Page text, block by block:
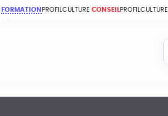
FORMATION PROFILCULTURE CONSEIL PROFILCULTURE